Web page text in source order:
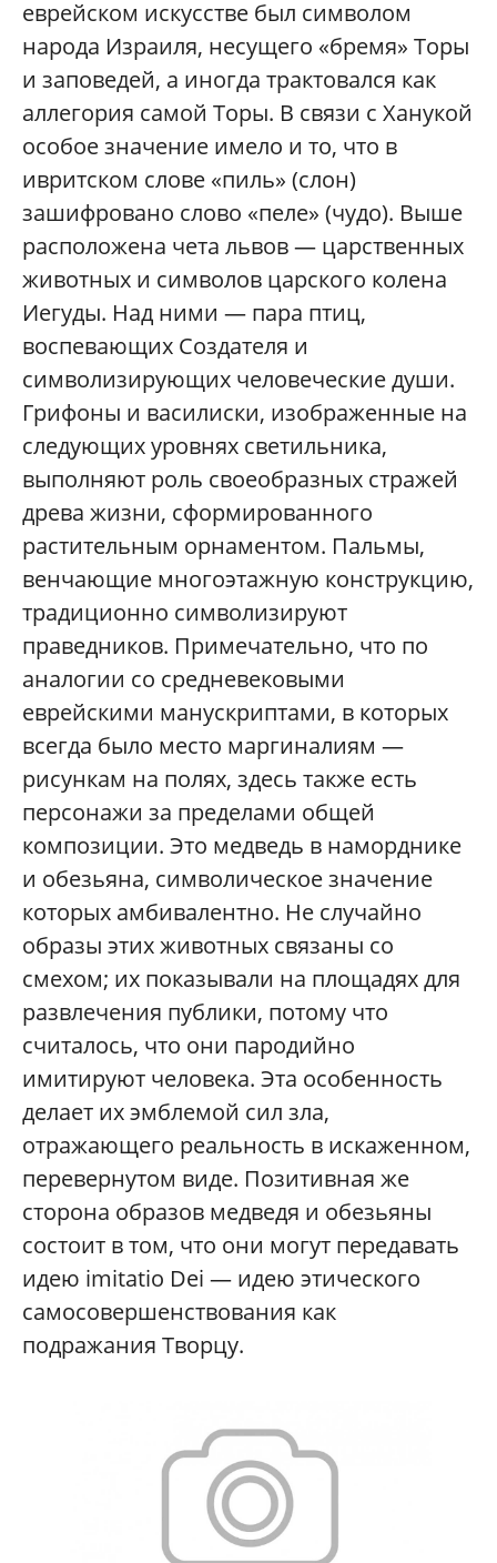
еврейском искусстве был символом
народа Израиля, несущего «бремя» Торы
и заповедей, а иногда трактовался как
аллегория самой Торы. В связи с Ханукой
особое значение имело и то, что в
ивритском слове «пиль» (слон)
зашифровано слово «пеле» (чудо). Выше
расположена чета львов — царственных
животных и символов царского колена
Иегуды. Над ними — пара птиц,
воспевающих Создателя и
символизирующих человеческие души.
Грифоны и василиски, изображенные на
следующих уровнях светильника,
выполняют роль своеобразных стражей
древа жизни, сформированного
растительным орнаментом. Пальмы,
венчающие многоэтажную конструкцию,
традиционно символизируют
праведников. Примечательно, что по
аналогии со средневековыми
еврейскими манускриптами, в которых
всегда было место маргиналиям —
рисункам на полях, здесь также есть
персонажи за пределами общей
композиции. Это медведь в наморднике
и обезьяна, символическое значение
которых амбивалентно. Не случайно
образы этих животных связаны со
смехом; их показывали на площадях для
развлечения публики, потому что
считалось, что они пародийно
имитируют человека. Эта особенность
делает их эмблемой сил зла,
отражающего реальность в искаженном,
перевернутом виде. Позитивная же
сторона образов медведя и обезьяны
состоит в том, что они могут передавать
идею imitatio Dei — идею этического
самосовершенствования как
подражания Творцу.